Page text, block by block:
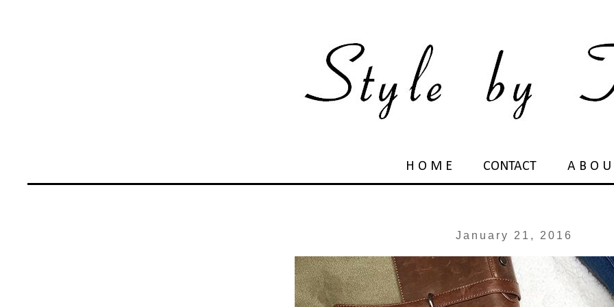
H O M E CONTACT A B O U
January 21, 2016